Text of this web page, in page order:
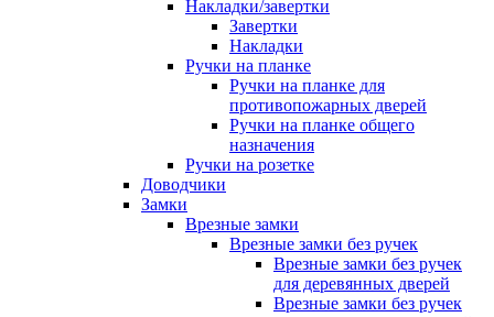
Накладки/завертки
Завертки
Накладки
Ручки на планке
Ручки на планке для
противопожарных дверей
Ручки на планке общего
назначения
Ручки на розетке
Доводчики
Замки
Врезные замки
Врезные замки без ручек
Врезные замки без ручек
для деревянных дверей
Врезные замки без ручек